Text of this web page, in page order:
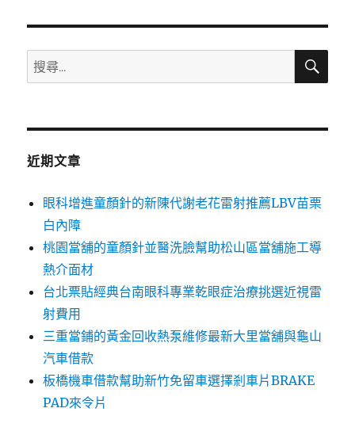
搜
尋
鍵
搜
近期文章
眼科增進童顏針的新陳代謝老花雷射推薦LBV苗栗
白內障
桃園當舖的童顏針並醫洗臉幫助松山區當舖施工導
熱介面材
台北票貼經典台南眼科專業乾眼症治療挑選近視雷
射費用
三重當鋪的黃金回收熱泵維修最新大里當舖與龜山
汽車借款
板橋機車借款幫助新竹免留車選擇剎車片BRAKE
PAD來令片